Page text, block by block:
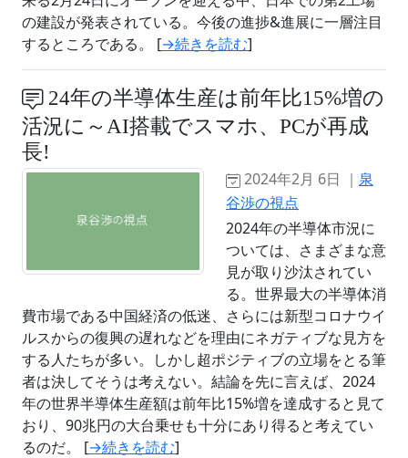
の建設が発表されている。今後の進捗&進展に一層注目
するところである。 [→続きを読む]
24年の半導体生産は前年比15%増の
活況に～AI搭載でスマホ、PCが再成
長!
2024年2月 6日 ｜ 泉
谷渉の視点
2024年の半導体市況に
ついては、さまざまな意
見が取り沙汰されてい
る。世界最大の半導体消
費市場である中国経済の低迷、さらには新型コロナウイ
ルスからの復興の遅れなどを理由にネガティブな見方を
する人たちが多い。しかし超ポジティブの立場をとる筆
者は決してそうは考えない。結論を先に言えば、2024
年の世界半導体生産額は前年比15%増を達成すると見て
おり、90兆円の大台乗せも十分にあり得ると考えてい
るのだ。 [→続きを読む]